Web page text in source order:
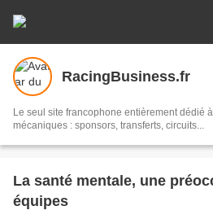
RacingBusiness.fr
Le seul site francophone entièrement dédié
mécaniques : sponsors, transferts, circuits...
La santé mentale, une
équipes